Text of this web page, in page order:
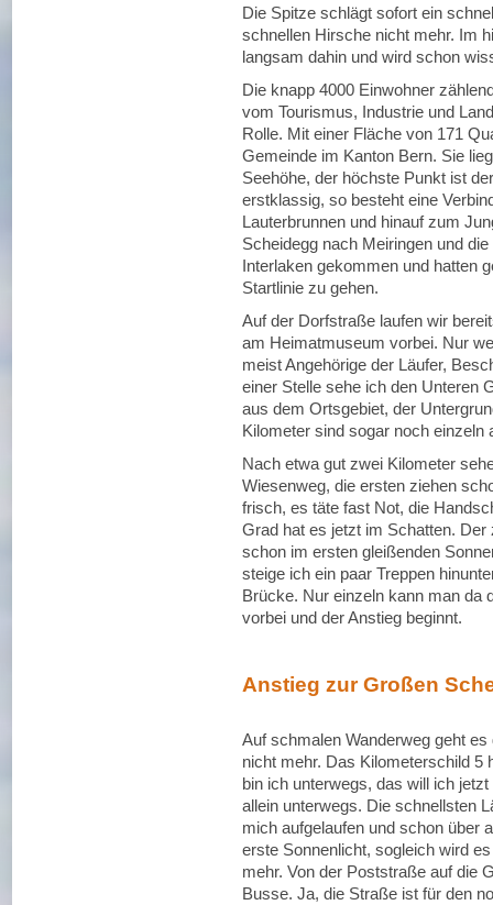
Die Spitze schlägt sofort ein
schnellen Hirsche nicht mehr. Im
langsam dahin und wird schon
Die knapp 4000 Einwohner
vom Tourismus, Industrie und
Rolle. Mit einer Fläche von 171
Gemeinde im Kanton Bern. Sie
Seehöhe, der höchste Punkt ist
erstklassig, so besteht eine
Lauterbrunnen und hinauf zum
Scheidegg nach Meiringen und
Interlaken gekommen und hatten
Startlinie zu gehen.
Auf der Dorfstraße laufen wir
am Heimatmuseum vorbei. Nur
meist Angehörige der Läufer,
einer Stelle sehe ich den Unteren
aus dem Ortsgebiet, der
Kilometer sind sogar noch einzeln
Nach etwa gut zwei Kilometer
Wiesenweg, die ersten ziehen
frisch, es täte fast Not, die
Grad hat es jetzt im Schatten.
schon im ersten gleißenden
steige ich ein paar Treppen
Brücke. Nur einzeln kann man da
vorbei und der Anstieg beginnt.
Anstieg zur Großen
Auf schmalen Wanderweg geht
nicht mehr. Das Kilometerschild 5
bin ich unterwegs, das will ich
allein unterwegs. Die schnellsten
mich aufgelaufen und schon über
erste Sonnenlicht, sogleich wird
mehr. Von der Poststraße auf die
Busse. Ja, die Straße ist für den